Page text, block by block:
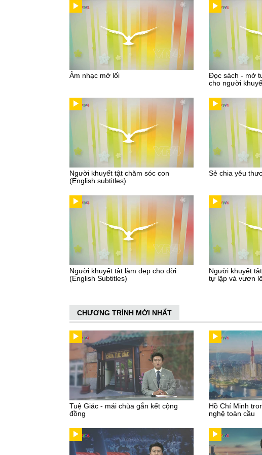
Âm nhạc mở lối
Đọc sách - mở
cho người
Người khuyết tật chăm sóc con
(English subtitles)
Sẻ chia yêu
Người khuyết tật làm đẹp cho đời
(English Subtitles)
Người khuyết
tự lập và vươn
CHƯƠNG TRÌNH MỚI NHẤT
Tuệ Giác - mái chùa gắn kết cộng
đồng
Hồ Chí Minh
nghệ toàn cầu